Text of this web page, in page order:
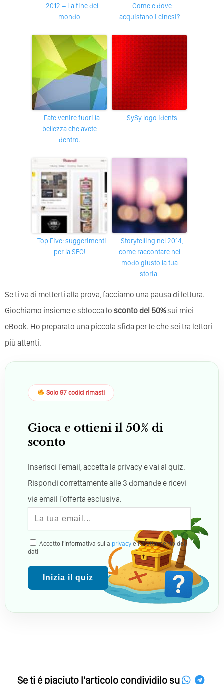
2012 – La fine del
mondo
Come e dove
acquistano i cinesi?
Fate venire fuori la
bellezza che avete
dentro.
SySy logo idents
Top Five: suggerimenti
per la SEO!
Storytelling nel 2014,
come raccontare nel
modo giusto la tua
storia.
Se ti va di metterti alla prova, facciamo una pausa di lettura.
Giochiamo insieme e sblocca lo sconto del 50%sui miei
eBook. Ho preparato una piccola sfida per te che sei tra lettori
più attenti.
Solo 97 codici rimasti
Gioca e ottieni il 50% di
sconto
Inserisci l'email, accetta la privacy e vai al quiz.
Rispondi correttamente alle 3 domande e ricevi
via email l'offerta esclusiva.
Accetto l'informativa sulla privacy e il trattamento dei
dati
Inizia il quiz
Se ti é piaciuto l'articolo condividilo su